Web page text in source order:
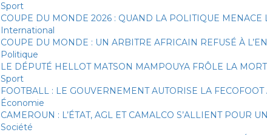
Sport
COUPE DU MONDE 2026 : QUAND LA POLITIQUE MENACE
International
COUPE DU MONDE : UN ARBITRE AFRICAIN REFUSÉ À
Politique
LE DÉPUTÉ HELLOT MATSON MAMPOUYA FRÔLE LA
Sport
FOOTBALL : LE GOUVERNEMENT AUTORISE LA
Économie
CAMEROUN : L’ÉTAT, AGL ET CAMALCO S’ALLIENT POUR
Société